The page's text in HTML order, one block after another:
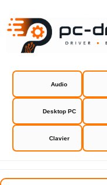
Audio
Desktop PC
Clavier